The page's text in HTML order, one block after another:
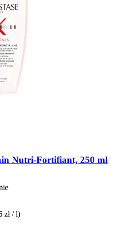
Nutri-​Fortifiant, 250 ml
zł / l)